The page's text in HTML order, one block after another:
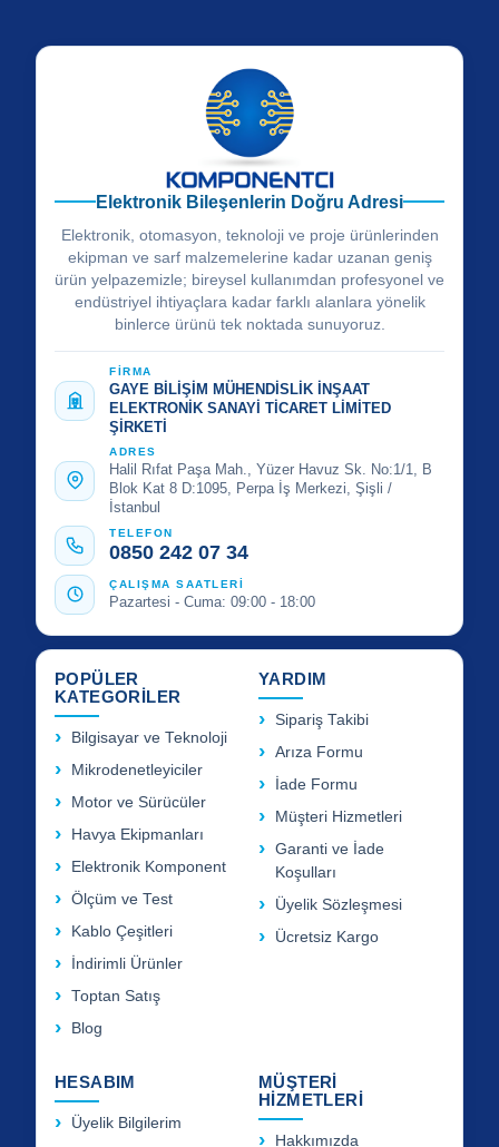
Elektronik Bileşenlerin Doğru Adresi
Elektronik, otomasyon, teknoloji ve proje ürünlerinden
ekipman ve sarf malzemelerine kadar uzanan geniş
ürün yelpazemizle; bireysel kullanımdan profesyonel ve
endüstriyel ihtiyaçlara kadar farklı alanlara yönelik
binlerce ürünü tek noktada sunuyoruz.
FİRMA
GAYE BİLİŞİM MÜHENDİSLİK İNŞAAT
ELEKTRONİK SANAYİ TİCARET LİMİTED
ŞİRKETİ
ADRES
Halil Rıfat Paşa Mah., Yüzer Havuz Sk. No:1/1, B
Blok Kat 8 D:1095, Perpa İş Merkezi, Şişli /
İstanbul
TELEFON
0850 242 07 34
ÇALIŞMA SAATLERİ
Pazartesi - Cuma: 09:00 - 18:00
POPÜLER
KATEGORİLER
Bilgisayar ve Teknoloji
Mikrodenetleyiciler
Motor ve Sürücüler
Havya Ekipmanları
Elektronik Komponent
Ölçüm ve Test
Kablo Çeşitleri
İndirimli Ürünler
Toptan Satış
Blog
YARDIM
Sipariş Takibi
Arıza Formu
İade Formu
Müşteri Hizmetleri
Garanti ve İade
Koşulları
Üyelik Sözleşmesi
Ücretsiz Kargo
HESABIM
Üyelik Bilgilerim
MÜŞTERİ
HİZMETLERİ
Hakkımızda